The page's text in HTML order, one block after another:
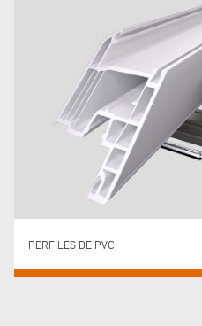
PERFILES DE PVC